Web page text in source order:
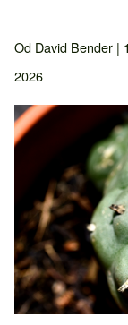
Od David Bender |
2026